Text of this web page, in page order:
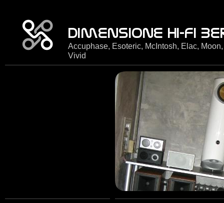
Accuphase, Esoteric, McIntosh, Elac,
Vivid